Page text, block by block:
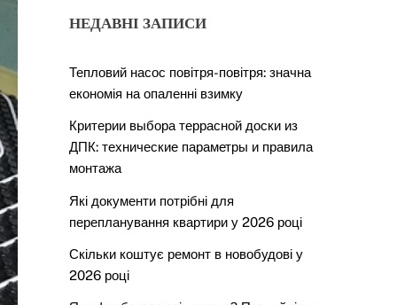
НЕДАВНІ ЗАПИСИ
Тепловий насос повітря-повітря: значна
економія на опаленні взимку
Критерии выбора террасной доски из
ДПК: технические параметры и правила
монтажа
Які документи потрібні для
перепланування квартири у 2026 році
Скільки коштує ремонт в новобудові у
2026 році